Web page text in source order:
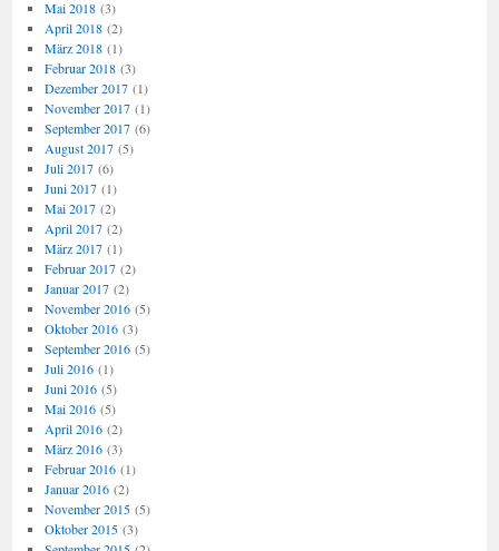
Mai 2018(3)
April 2018(2)
März 2018(1)
Februar 2018(3)
Dezember 2017(1)
November 2017(1)
September 2017(6)
August 2017(5)
Juli 2017(6)
Juni 2017(1)
Mai 2017(2)
April 2017(2)
März 2017(1)
Februar 2017(2)
Januar 2017(2)
November 2016(5)
Oktober 2016(3)
September 2016(5)
Juli 2016(1)
Juni 2016(5)
Mai 2016(5)
April 2016(2)
März 2016(3)
Februar 2016(1)
Januar 2016(2)
November 2015(5)
Oktober 2015(3)